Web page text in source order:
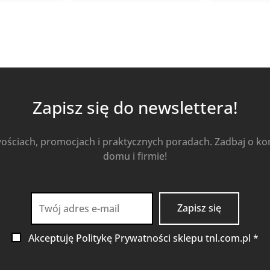
Zapisz się do newslettera!
promocjach i praktycznych poradach. Zadbaj o
domu i firmie!
Akceptuję Politykę Prywatności sklepu tnl.com.pl *